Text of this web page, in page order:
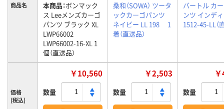
商品名 本商品：ボンマック
ス Leeメンズカーゴ
パンツ ブラック XL
LWP66002
LWP66002-16-XL 1
個（直送品）
桑和（SOWA） ツータ
ックカーゴパンツ
ネイビー LL 198 1
着（直送品）
バートル カ
ンツ インデ
1512-45-LL（
価格
(税込)
￥10,560
数量
￥2,503
数量 数量